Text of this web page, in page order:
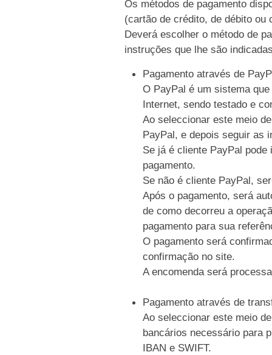
Os métodos de pagamento
(cartão de crédito, de débito ou
Deverá escolher o método de
instruções que lhe são
Pagamento através de
O PayPal é um sistema
Internet, sendo testado e
Ao seleccionar este meio
PayPal, e depois seguir as
Se já é cliente PayPal
pagamento.
Se não é cliente PayPal,
Após o pagamento, será
de como decorreu a
pagamento para sua
O pagamento será
confirmação no site.
A encomenda será
Pagamento através de
Ao seleccionar este meio
bancários necessário para
IBAN e SWIFT.